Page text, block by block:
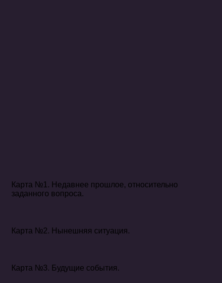
Карта №1. Недавнее прошлое, относительно
заданного вопроса.
Карта №2. Нынешняя ситуация.
Карта №3. Будущие события.